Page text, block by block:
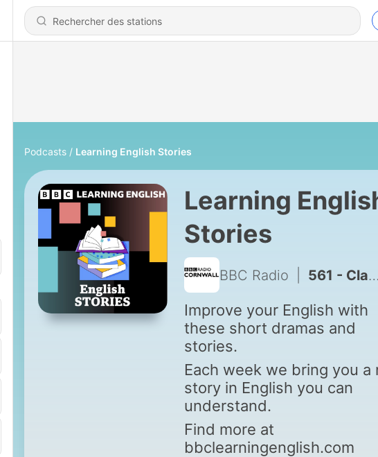
Podcasts Learning English Stories
Learning
Stories
BBC Radio 561 - Classic Stories: Far From the Madding Crowd
Improve your English with
these short dramas and
stories.
Each week we bring you a
story in English you can
understand.
Find more at
bbclearningenglish.com